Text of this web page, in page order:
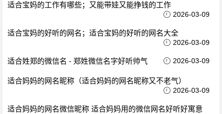
适合宝妈的工作有哪些；又能带娃又能挣钱的工作
2026-03-09
适合宝妈的好听的网名；适合宝妈的好听的网名大全
2026-03-09
适合姓郑的微信名 - 郑姓微信名字好听帅气 2026-03-09
适合妈妈的网名昵称（适合妈妈的网名昵称又不老气）
2026-03-09
适合妈妈的网名微信昵称 适合妈妈用的微信网名好听好寓意